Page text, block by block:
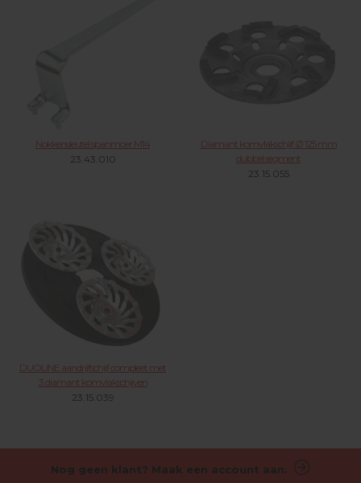
Nokkensleutel spanmoer M14
23.43.010
Diamant komvlakschijf Ø 125 mm
dubbel segment
23.15.055
DUOLINE aandrijfschijf compleet met
3 diamant komvlakschijven
23.15.039
Nog geen klant? Maak een account aan.